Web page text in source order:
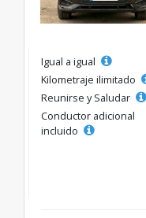
Igual a igual
Kilometraje ilimitado
Reunirse y Saludar
Conductor adicional
incluido